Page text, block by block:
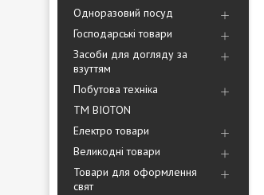
Одноразовий посуд
Господарські товари
Засоби для догляду за
взуттям
Побутова техніка
ТМ BIOTON
Електро товари
Великодні товари
Товари для оформлення
свят